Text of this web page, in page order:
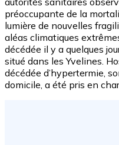
préoccupante de la
lumière de nouvelles
aléas climatiques
décédée il y a quelques
situé dans les Yvelines.
décédée d’hypertermie,
domicile, a été pris en